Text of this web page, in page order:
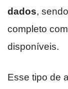
dados,
completo
disponíveis.
Esse tipo de